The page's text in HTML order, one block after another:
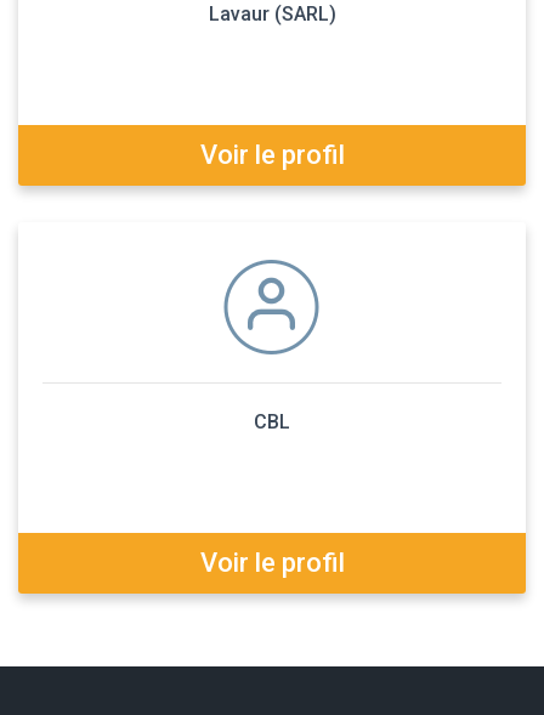
Lavaur (SARL)
Voir le profil
CBL
Voir le profil